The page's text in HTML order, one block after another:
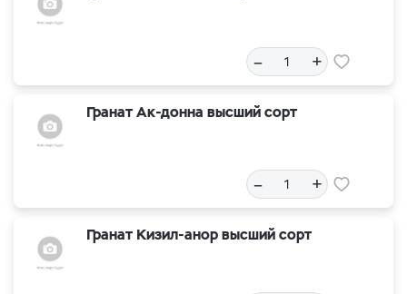
– +
Гранат Ак-донна высший сорт
– +
Гранат Кизил-анор высший сорт